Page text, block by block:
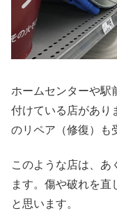
ホームセンターや駅
付けている店があり
のリペア（修復）も
このような店は、あ
ます。傷や破れを直
と思います。